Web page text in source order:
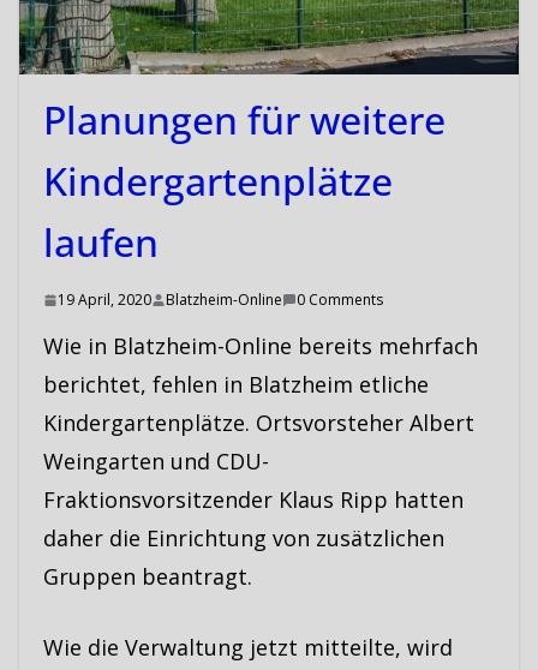
Planungen für weitere
Kindergartenplätze
laufen
19 April, 2020 Blatzheim-Online 0 Comments
Wie in Blatzheim-Online bereits mehrfach
berichtet, fehlen in Blatzheim etliche
Kindergartenplätze. Ortsvorsteher Albert
Weingarten und CDU-
Fraktionsvorsitzender Klaus Ripp hatten
daher die Einrichtung von zusätzlichen
Gruppen beantragt.
Wie die Verwaltung jetzt mitteilte, wird